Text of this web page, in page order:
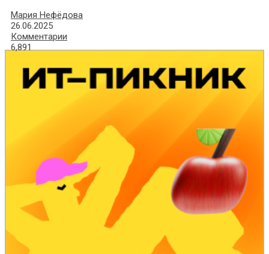
Мария Нефёдова
26.06.2025
Комментарии
6,891